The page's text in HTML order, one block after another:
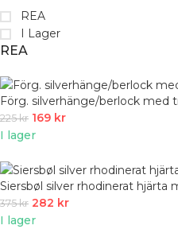
REA
I Lager
REA
Förg. silverhänge/berlock med
225kr 169 kr
I lager
Siersbøl silver rhodinerat hjärta
375kr 282 kr
I lager